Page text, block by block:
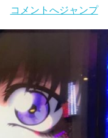
コメントへジャンプ